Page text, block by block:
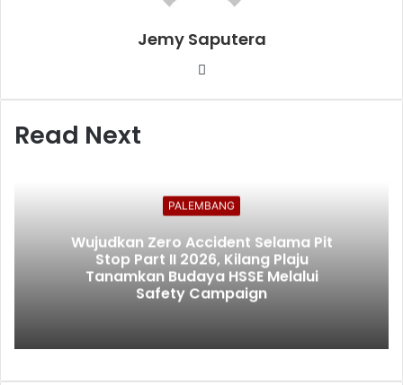
Jemy Saputera
Website
Read Next
PALEMBANG
Wujudkan Zero Accident Selama Pit
Stop Part II 2026, Kilang Plaju
Tanamkan Budaya HSSE Melalui
Safety Campaign